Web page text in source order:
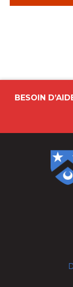
BESOIN